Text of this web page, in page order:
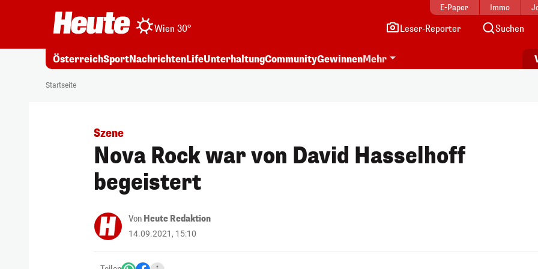
E-Paper Immo
Wien 30° Leser-Reporter Suchen
ÖsterreichSportNachrichtenLifeUnterhaltungCommunityGewinnenMehr
Startseite
Szene
Nova Rock war von David Hasselhoff
begeistert
Von Heute Redaktion
14.09.2021, 15:10